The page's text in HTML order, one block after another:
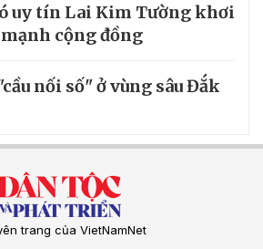
uy tín Lai Kim Tường khơi
cộng đồng
nối số" ở vùng sâu Đắk
trang của VietNamNet